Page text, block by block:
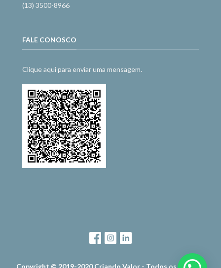
(13) 3500-8966
FALE CONOSCO
Clique aqui para enviar uma mensagem.
Copyright © 2019-2020 Criando Valor - Todos os direitos